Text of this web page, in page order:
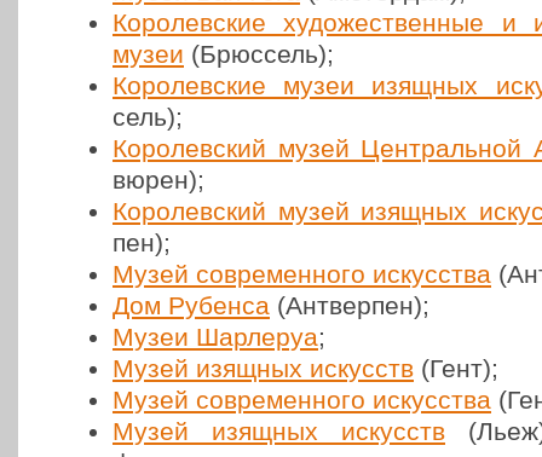
Коро­лев­ские худо­же­ствен­ные и
музеи (Брюс­сель);
Коро­лев­ские музеи изящных
сель);
Коро­лев­ский музей Цен­траль­ной
вю­рен);
Коро­лев­ский музей изящных
пен);
Музей совре­мен­но­го искус­ства
Дом Рубенса (Ант­вер­пен);
Музеи Шар­ле­руа;
Музей изящных искусств (Гент);
Музей совре­мен­но­го искус­ства
Музей изящных искусств